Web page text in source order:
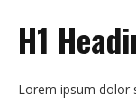
H1
Lorem ipsum dolor